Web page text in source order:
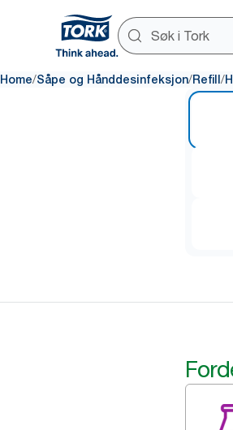
Home/Såpe og Hånddesinfeksjon/Refill /